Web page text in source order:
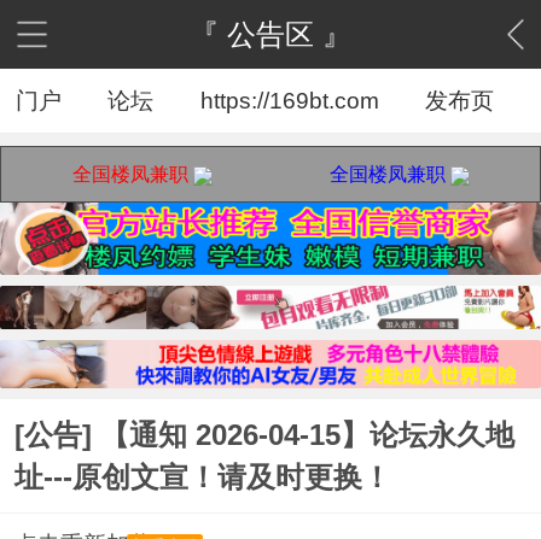
『 公告区 』
门户 论坛 https://169bt.com 发布页
全国楼凤兼职 全国楼凤兼职
[公告] 【通知 2026-04-15】论坛永久地
址---原创文宣！请及时更换！